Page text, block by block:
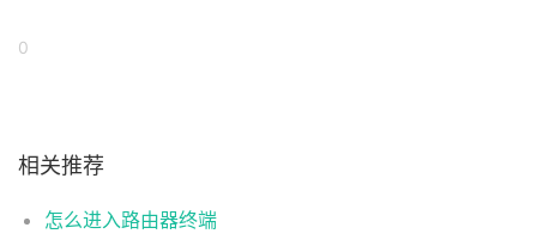
0
相关推荐
怎么进入路由器终端